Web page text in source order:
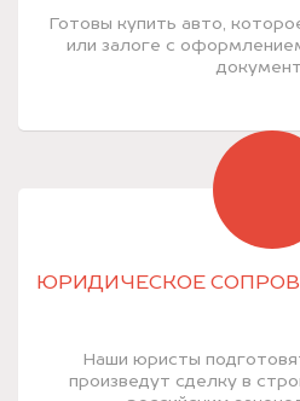
Готовы купить авто,
или залоге с
ЮРИДИЧЕСКОЕ
Наши юристы
произведут сделку в